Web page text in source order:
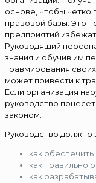
основе, чтобы четко
правовой базы. Это
предприятий
Руководящий
знания и обучив им
травмирования
может привести к
Если организация
руководство
законом.
Руководство должно
как
как правильно
как